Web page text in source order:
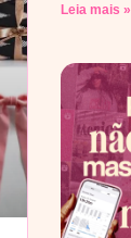
Leia mais »